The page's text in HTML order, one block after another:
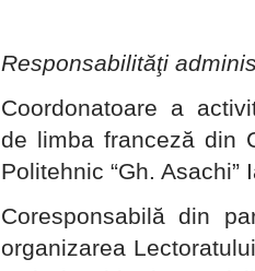
Responsabilităţi
Coordonatoare a
de limba franceză din
Politehnic “Gh. Asachi”
Coresponsabilă din
organizarea